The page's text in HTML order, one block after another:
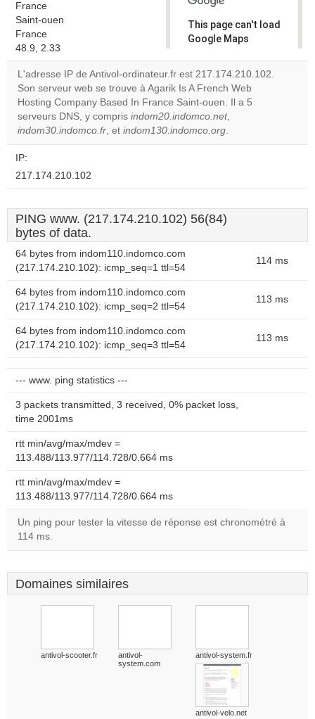
France
Saint-ouen
France
48.9, 2.33
This page can't load
Google Maps
Do you
website?
L'adresse IP de Antivol-ordinateur.fr est 217.174.210.102.
Son serveur web se trouve à Agarik Is A French Web
Hosting Company Based In France Saint-ouen. Il a 5
serveurs DNS, y compris indom20.indomco.net,
indom30.indomco.fr, et indom130.indomco.org.
IP:
217.174.210.102
PING www. (217.174.210.102) 56(84)
bytes of data.
64 bytes from indom110.indomco.com
(217.174.210.102): icmp_seq=1 ttl=54
114 ms
64 bytes from indom110.indomco.com
(217.174.210.102): icmp_seq=2 ttl=54
113 ms
64 bytes from indom110.indomco.com
(217.174.210.102): icmp_seq=3 ttl=54
113 ms
--- www. ping statistics ---
3 packets transmitted, 3 received, 0% packet loss,
time 2001ms
rtt min/avg/max/mdev =
113.488/113.977/114.728/0.664 ms
rtt min/avg/max/mdev =
113.488/113.977/114.728/0.664 ms
Un ping pour tester la vitesse de réponse est chronométré à
114 ms.
Domaines similaires
antivol-scooter.fr
antivol-
system.com
antivol-system.fr
antivol-velo.net